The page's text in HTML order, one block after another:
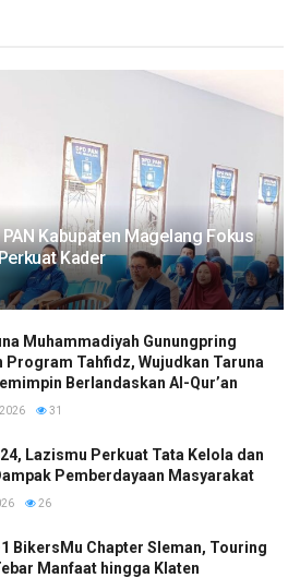
Kabupaten Magelang Fokus
Kader
Muhammadiyah Gunungpring
Program Tahfidz, Wujudkan Taruna
Berlandaskan Al-Qur’an
31
Lazismu Perkuat Tata Kelola dan
Pemberdayaan Masyarakat
26
BikersMu Chapter Sleman, Touring
Manfaat hingga Klaten